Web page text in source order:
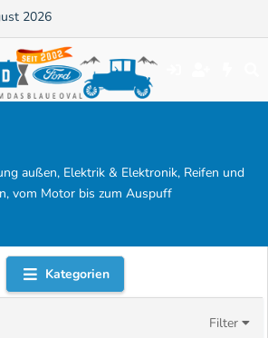
2026
außen, Elektrik & Elektronik, Reifen und
vom Motor bis zum Auspuff
Kategorien
Filter